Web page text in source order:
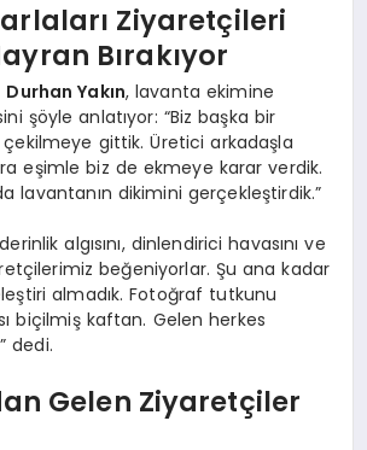
Ziyaretçileri
Bırakıyor
Durhan Yakın, lavanta ekimine
şöyle anlatıyor: “Biz başka bir
gittik. Üretici arkadaşla
eşimle biz de ekmeye karar verdik.
lavantanın dikimini gerçekleştirdik.”
algısını, dinlendirici havasını ve
beğeniyorlar. Şu ana kadar
almadık. Fotoğraf tutkunu
biçilmiş kaftan. Gelen herkes
dedi.
Gelen Ziyaretçiler